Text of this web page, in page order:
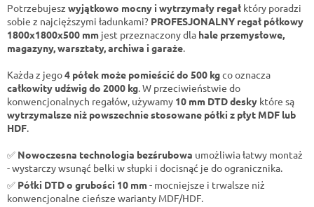
Potrzebujesz wyjątkowo mocny i wytrzymały regał który poradzi
sobie z najcięższymi ładunkami? PROFESJONALNY regał półkowy
1800x1800x500 mm jest przeznaczony dla hale przemysłowe,
magazyny, warsztaty, archiwa i garaże
Każda z jego4 półek może pomieścić do 500 kgco oznacza
całkowity udźwig do 2000 kg . W przeciwieństwie do
konwencjonalnych regałów, używamy 10 mm DTD desky które są
wytrzymalsze niż powszechnie stosowane półki z płyt MDF lub
HDF
✅ Nowoczesna technologia bezśrubowa umożliwia łatwy montaż
- wystarczy wsunąć belki w słupki i docisnąć je do ogranicznika.
✅ Półki DTD o grubości 10 mm- mocniejsze i trwalsze niż
konwencjonalne cieńsze warianty MDF/HDF.